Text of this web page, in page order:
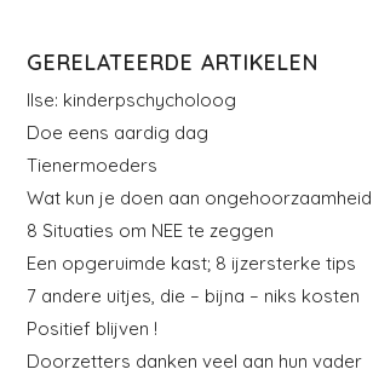
GERELATEERDE ARTIKELEN
Ilse: kinderpschycholoog
Doe eens aardig dag
Tienermoeders
Wat kun je doen aan ongehoorzaamheid
8 Situaties om NEE te zeggen
Een opgeruimde kast; 8 ijzersterke tips
7 andere uitjes, die – bijna – niks kosten
Positief blijven !
Doorzetters danken veel aan hun vader